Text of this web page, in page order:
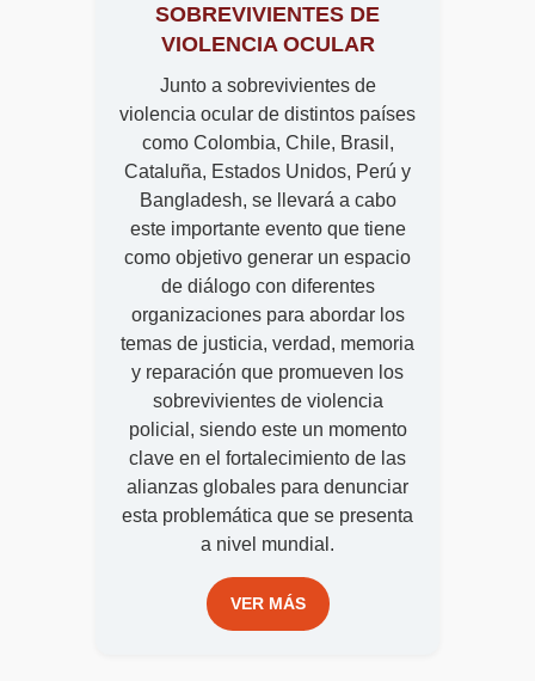
SOBREVIVIENTES DE
VIOLENCIA OCULAR
Junto a sobrevivientes de
violencia ocular de distintos países
como Colombia, Chile, Brasil,
Cataluña, Estados Unidos, Perú y
Bangladesh, se llevará a cabo
este importante evento que tiene
como objetivo generar un espacio
de diálogo con diferentes
organizaciones para abordar los
temas de justicia, verdad, memoria
y reparación que promueven los
sobrevivientes de violencia
policial, siendo este un momento
clave en el fortalecimiento de las
alianzas globales para denunciar
esta problemática que se presenta
a nivel mundial.
VER MÁS